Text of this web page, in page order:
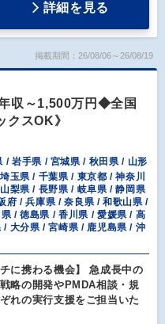
詳細を見る
掲載期間：26/08/06～26/08/19
収～1,500万円◆全国
クスOK》
/ 岩手県 / 宮城県 / 秋田県 / 山形
玉県 / 千葉県 / 東京都 / 神奈川
梨県 / 長野県 / 岐阜県 / 静岡県
府 / 兵庫県 / 奈良県 / 和歌山県 /
/ 徳島県 / 香川県 / 愛媛県 / 高
大分県 / 宮崎県 / 鹿児島県 / 沖
に携わる機会】 急成長中の
略の開発やPMDA相談・規
れの実行支援をご担当いた